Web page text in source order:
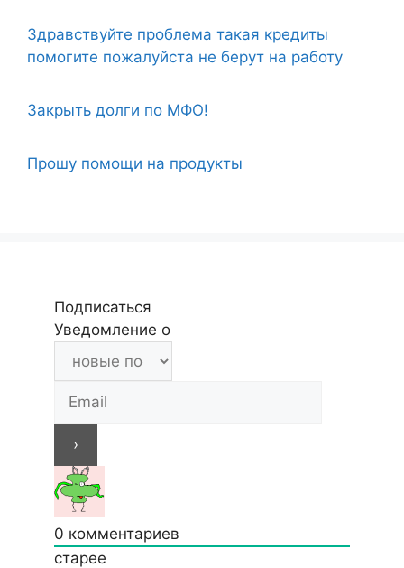
Здравствуйте проблема такая кредиты
помогите пожалуйста не берут на работу
Закрыть долги по МФО!
Прошу помощи на продукты
Подписаться
Уведомление о
0 комментариев
старее